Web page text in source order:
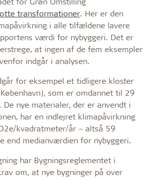
transformationer. Her er den
i alle tilfældene lavere
værdi for nybyggeri. Det er
at ingen af de fem eksempler
indgår i analysen.
for eksempel et tidligere kloster
som er omdannet til 29
De nye materialer, der er anvendt i
har en indlejret klimapåvirkning
kvadratmeter/år – altså 59
end medianværdien for nybyggeri.
har Bygningsreglementet i
om, at nye bygninger på over